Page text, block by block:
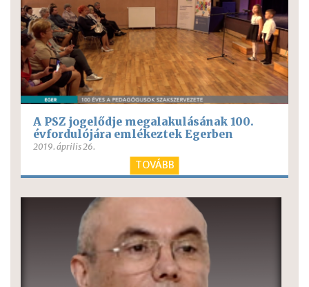
A PSZ jogelődje megalakulásának 100.
évfordulójára emlékeztek Egerben
2019. április 26.
TOVÁBB